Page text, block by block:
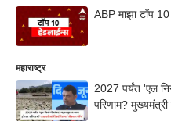
ABP माझा टॉप
महाराष्ट्र
2027 पर्यंत 'एल
परिणाम?